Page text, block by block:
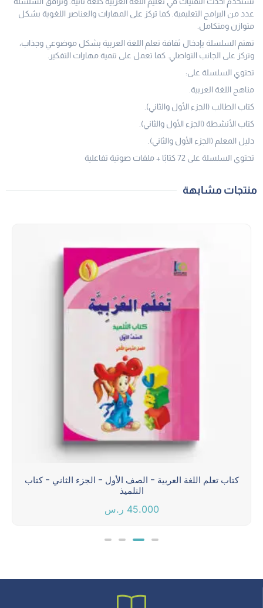
عدد من البرامج التعليمية. كما تركز على المهارات والعناصر اللغوية بشكل
متوازن ومتكامل.
تهتم السلسلة بإدخال ثقافة تعلم اللغة العربية بشكل موضوعي وجذاب،
وتركز على الجانب التواصلي. كما تعمل على تنمية مهارات التفكير.
تحتوي السلسلة على:
مناهج اللغة العربية.
كتاب الطالب (الجزء الأول والثاني).
كتاب الأنشطة (الجزء الأول والثاني).
دليل المعلم (الجزء الأول والثاني).
تحتوي السلسلة على 72 كتابًا + ملفات صوتية تفاعلية
منتجات مشابهة
كتاب تعلم اللغة العربية - الصف الأول - الجزء الثاني - كتاب
التلميذ
45.000 ر.س